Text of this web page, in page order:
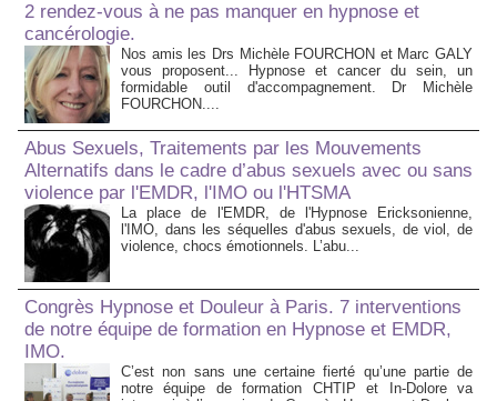
2 rendez-vous à ne pas manquer en hypnose et
cancérologie.
Nos amis les Drs Michèle FOURCHON et Marc GALY
vous proposent... Hypnose et cancer du sein, un
formidable outil d'accompagnement. Dr Michèle
FOURCHON....
Abus Sexuels, Traitements par les Mouvements
Alternatifs dans le cadre d’abus sexuels avec ou sans
violence par l'EMDR, l'IMO ou l'HTSMA
La place de l'EMDR, de l'Hypnose Ericksonienne,
l'IMO, dans les séquelles d'abus sexuels, de viol, de
violence, chocs émotionnels. L’abu...
Congrès Hypnose et Douleur à Paris. 7 interventions
de notre équipe de formation en Hypnose et EMDR,
IMO.
C’est non sans une certaine fierté qu’une partie de
notre équipe de formation CHTIP et In-Dolore va